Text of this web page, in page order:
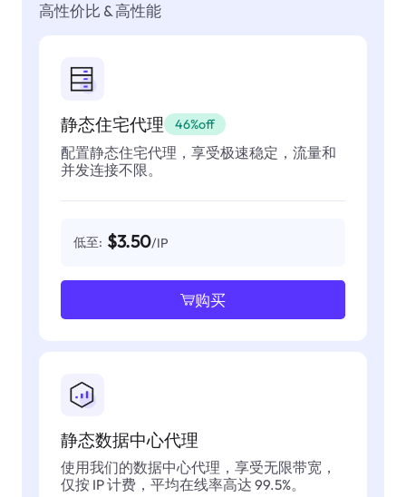
高性价比 & 高性能
静态住宅代理 46%off
配置静态住宅代理，享受极速稳定，流量和
并发连接不限。
低至: $3.50/IP
购买
静态数据中心代理
使用我们的数据中心代理，享受无限带宽，
仅按 IP 计费，平均在线率高达 99.5%。